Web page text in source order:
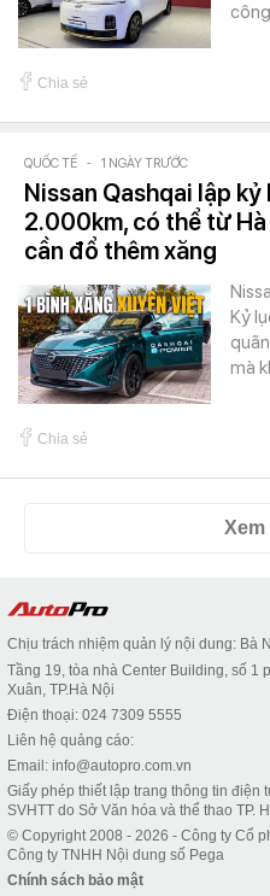
Chia sẻ
QUỐC TẾ - 1 NGÀY TRƯỚC
Nissan Qashqai lập
2.000km, có thể từ
cần đổ thêm xăng
Kỷ
mà
Chia sẻ
Xem
Chịu trách nhiệm quản lý nội dung: Bà
Tầng 19, tòa nhà Center Building, số
Xuân, TP.Hà Nội
Điện thoại: 024 7309 5555
Liên hệ quảng cáo:
Email: info@autopro.com.vn
Giấy phép thiết lập trang thông tin điện
SVHTT do Sở Văn hóa và thể thao TP.
© Copyright 2008 - 2026 - Công ty Cổ
Công ty TNHH Nội dung số Pega
Chính sách bảo mật